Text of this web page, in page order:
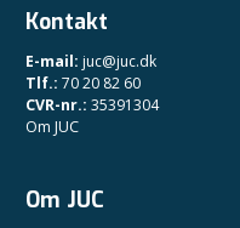
Kontakt
E-mail: juc@juc.dk
Tlf.: 70 20 82 60
CVR-nr.: 35391304
Om JUC
Om JUC